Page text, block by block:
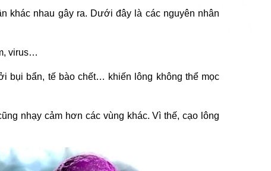
khác nhau gây ra. Dưới đây là các nguyên nhân
virus…
bụi bẩn, tế bào chết… khiến lông không thể mọc
nhạy cảm hơn các vùng khác. Vì thế, cạo lông